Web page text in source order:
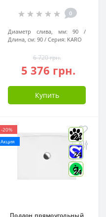
0
Диаметр слива, мм:
90
Длина, см: 90 Серия: KARO
6 720 грн.
5 376 грн.
Купить
-20%
Акция
24
24
24
Поддон прямоугольный